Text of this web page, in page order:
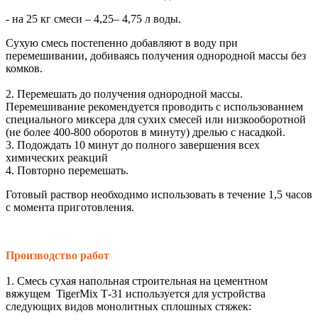
- на 25 кг смеси – 4,25– 4,75 л воды.
Сухую смесь постепенно добавляют в воду при
перемешивании, добиваясь получения однородной массы без
комков.
2. Перемешать до получения однородной массы.
Перемешивание рекомендуется проводить с использованием
специального миксера для сухих смесей или низкооборотной
(не более 400-800 оборотов в минуту) дрелью с насадкой.
3. Подождать 10 минут до полного завершения всех
химических реакций
4. Повторно перемешать.
Готовый раствор необходимо использовать в течение 1,5 часов
с момента приготовления.
Производство работ
1. Смесь сухая напольная строительная на цементном
вяжущем TigerMix Т-31 используется для устройства
следующих видов монолитных сплошных стяжек: